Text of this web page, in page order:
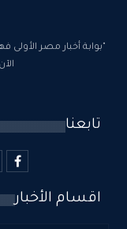
"بوابة أخبار مصر
تابعنا
اقسام الأخبار